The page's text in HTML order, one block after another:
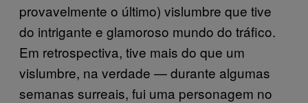
provavelmente o último) vislumbre que tive
do intrigante e glamoroso mundo do tráfico.
Em retrospectiva, tive mais do que um
vislumbre, na verdade — durante algumas
semanas surreais, fui uma personagem no